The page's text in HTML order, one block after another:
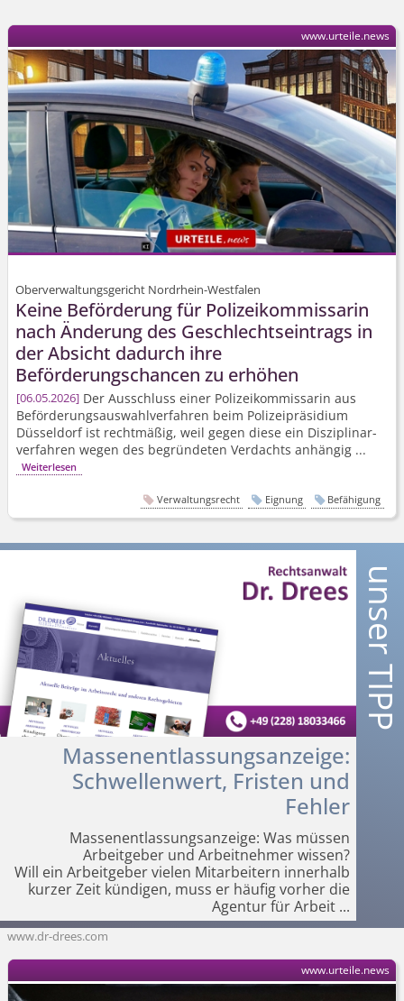
Oberverwaltungsgericht Nordrhein-Westfalen
Keine Beförderung für Polizeikommissarin
nach Änderung des Geschlechtseintrags in
der Absicht dadurch ihre
Beförderungschancen zu erhöhen
06.05.2026 Der Ausschluss einer Polizeikommissarin aus
Beförderungs­auswahlverfahren beim Polizeipräsidium
Düsseldorf ist rechtmäßig, weil gegen diese ein Disziplinar­
verfahren wegen des begründeten Verdachts anhängig ...
Weiterlesen
www.urteile.news
Verwaltungsrecht Eignung Befähigung
Massenent­lassungsanzeige:
Schwellenwert, Fristen und
Fehler
Massenent­lassungsanzeige: Was müssen
Arbeitgeber und Arbeitnehmer wissen?
Will ein Arbeitgeber vielen Mitarbeitern innerhalb
kurzer Zeit kündigen, muss er häufig vorher die
Agentur für Arbeit ...
www.dr-drees.com
www.urteile.news